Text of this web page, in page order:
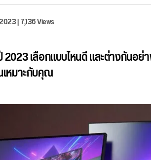
|7,136 Views
เลือกแบบไหนดี และต่างกันอย่
หมาะกับคุณ